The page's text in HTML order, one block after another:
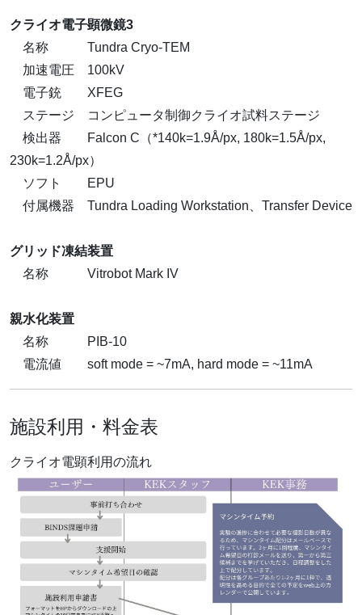
クライオ電子顕微鏡3
名称 Tundra Cryo-TEM
加速電圧 100kV
電子銃 XFEG
ステージ コンピュータ制御クライオ試料ステージ
検出器 Falcon C（*140k=1.9Å/px, 180k=1.5Å/px,
230k=1.2Å/px）
ソフト EPU
付属機器 Tundra Loading Workstation、Transfer Device
グリッド凍結装置
名称 Vitrobot Mark IV
親水化装置
名称 PIB-10
電流値 soft mode = ~7mA, hard mode = ~11mA
施設利用・料金表
クライオ電顕利用の流れ